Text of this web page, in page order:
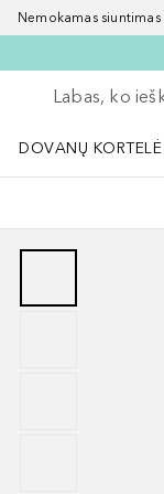
Nemokamas
Grįžk atgal
Vykdykite paiešką
DOVANŲ KORTELĖ